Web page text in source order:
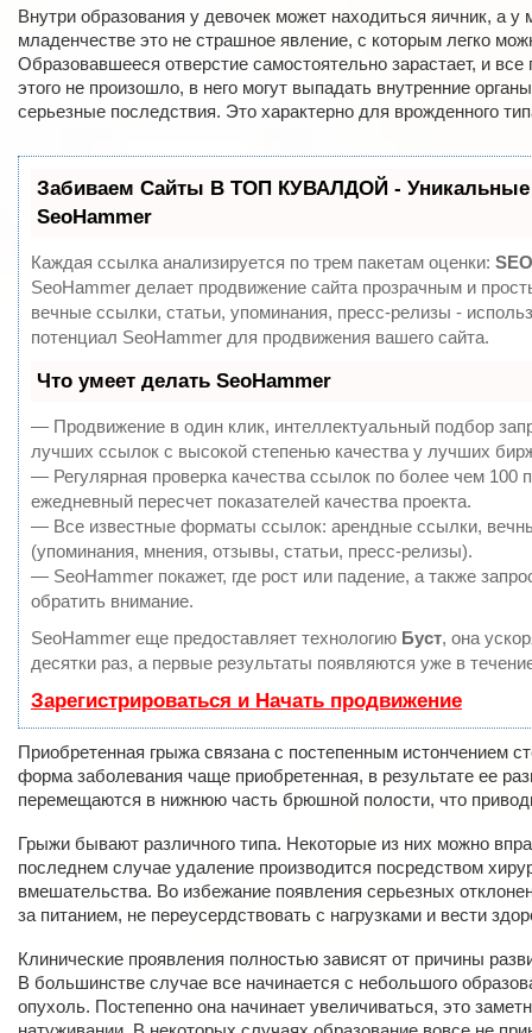
Внутри образования у девочек может находиться яичник, а у
младенчестве это не страшное явление, с которым легко
Образовавшееся отверстие самостоятельно зарастает, и
этого не произошло, в него могут выпадать внутренние
серьезные последствия. Это характерно для врожденного
Забиваем Сайты В ТОП КУВАЛДОЙ - Уникальные
SeoHammer
Каждая ссылка анализируется по трем пакетам оценки:
SeoHammer делает продвижение сайта прозрачным и
вечные ссылки, статьи, упоминания, пресс-релизы -
потенциал SeoHammer для продвижения вашего сайта.
Что умеет делать SeoHammer
— Продвижение в один клик, интеллектуальный подбор
лучших ссылок с высокой степенью качества у лучших
— Регулярная проверка качества ссылок по более чем 100
ежедневный пересчет показателей качества проекта.
— Все известные форматы ссылок: арендные ссылки,
(упоминания, мнения, отзывы, статьи, пресс-релизы).
— SeoHammer покажет, где рост или падение, а также
обратить внимание.
SeoHammer еще предоставляет технологию Буст, она
десятки раз, а первые результаты появляются уже в
Зарегистрироваться и Начать продвижение
Приобретенная грыжа связана с постепенным истончением
форма заболевания чаще приобретенная, в результате ее
перемещаются в нижнюю часть брюшной полости, что
Грыжи бывают различного типа. Некоторые из них можно
последнем случае удаление производится посредством
вмешательства. Во избежание появления серьезных
за питанием, не переусердствовать с нагрузками и вести
Клинические проявления полностью зависят от причины
В большинстве случае все начинается с небольшого
опухоль. Постепенно она начинает увеличиваться, это